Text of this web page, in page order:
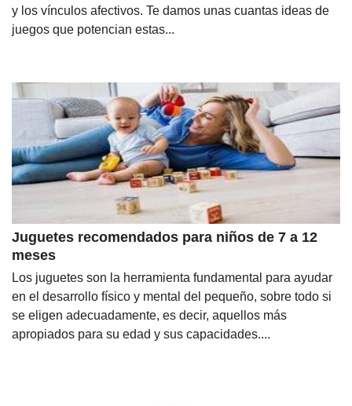
y los vínculos afectivos. Te damos unas cuantas ideas de
juegos que potencian estas...
Juguetes recomendados para niños de 7 a 12
meses
Los juguetes son la herramienta fundamental para ayudar
en el desarrollo físico y mental del pequeño, sobre todo si
se eligen adecuadamente, es decir, aquellos más
apropiados para su edad y sus capacidades....